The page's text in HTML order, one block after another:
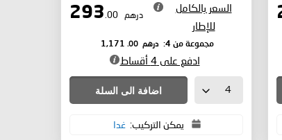
السعر بالكامل
للإطار
درهم .00
مجموعة من 4: درهم .00
ادفع على 4 أقساط
اضافة الى السلة
يمكن التركيب: غدا